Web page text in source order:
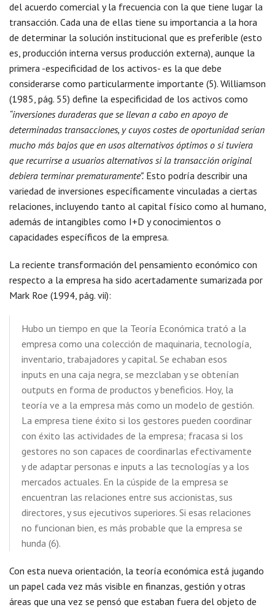
del acuerdo comercial y la frecuencia con la que tiene lugar la
transacción. Cada una de ellas tiene su importancia a la hora
de determinar la solución institucional que es preferible (esto
es, producción interna versus producción externa), aunque la
primera -especificidad de los activos- es la que debe
considerarse como particularmente importante (5). Williamson
(1985, pág. 55) define la especificidad de los activos como
“inversiones duraderas que se llevan a cabo en apoyo de
determinadas transacciones, y cuyos costes de oportunidad serían
mucho más bajos que en usos alternativos óptimos o si tuviera
que recurrirse a usuarios alternativos si la transacción original
debiera terminar prematuramente”. Esto podría describir una
variedad de inversiones específicamente vinculadas a ciertas
relaciones, incluyendo tanto al capital físico como al humano,
además de intangibles como I+D y conocimientos o
capacidades específicos de la empresa.
La reciente transformación del pensamiento económico con
respecto a la empresa ha sido acertadamente sumarizada por
Mark Roe (1994, pág. vii):
Hubo un tiempo en que la Teoría Económica trató a la
empresa como una colección de maquinaria, tecnología,
inventario, trabajadores y capital. Se echaban esos
inputs en una caja negra, se mezclaban y se obtenían
outputs en forma de productos y beneficios. Hoy, la
teoría ve a la empresa más como un modelo de gestión.
La empresa tiene éxito si los gestores pueden coordinar
con éxito las actividades de la empresa; fracasa si los
gestores no son capaces de coordinarlas efectivamente
y de adaptar personas e inputs a las tecnologías y a los
mercados actuales. En la cúspide de la empresa se
encuentran las relaciones entre sus accionistas, sus
directores, y sus ejecutivos superiores. Si esas relaciones
no funcionan bien, es más probable que la empresa se
hunda (6).
Con esta nueva orientación, la teoría económica está jugando
un papel cada vez más visible en finanzas, gestión y otras
áreas que una vez se pensó que estaban fuera del objeto de